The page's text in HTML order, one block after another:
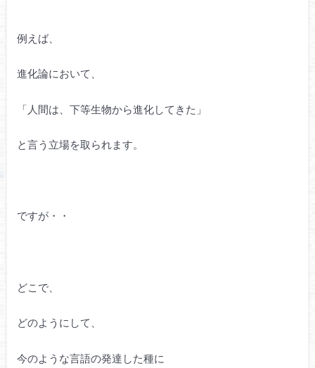
例えば、
進化論において、
「人間は、下等生物から進化してきた」
と言う立場を取られます。
ですが・・
どこで、
どのようにして、
今のような言語の発達した種に